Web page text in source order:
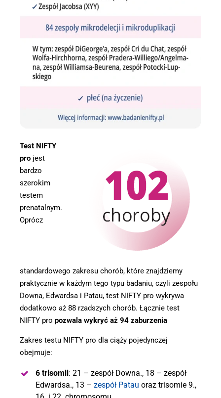
Test NIFTY
pro jest
bardzo
szerokim
testem
prenatalnym.
Oprócz
standardowego zakresu chorób, które znajdziemy
praktycznie w każdym tego typu badaniu, czyli zespołu
Downa, Edwardsa i Patau, test NIFTY pro wykrywa
dodatkowo aż 88 rzadszych chorób. Łącznie test
NIFTY pro pozwala wykryć aż 94 zaburzenia
Zakres testu NIFTY pro dla ciąży pojedynczej
obejmuje:
6 trisomii: 21 – zespół Downa., 18 – zespół
Edwardsa., 13 – zespół Patau oraz trisomie 9.,